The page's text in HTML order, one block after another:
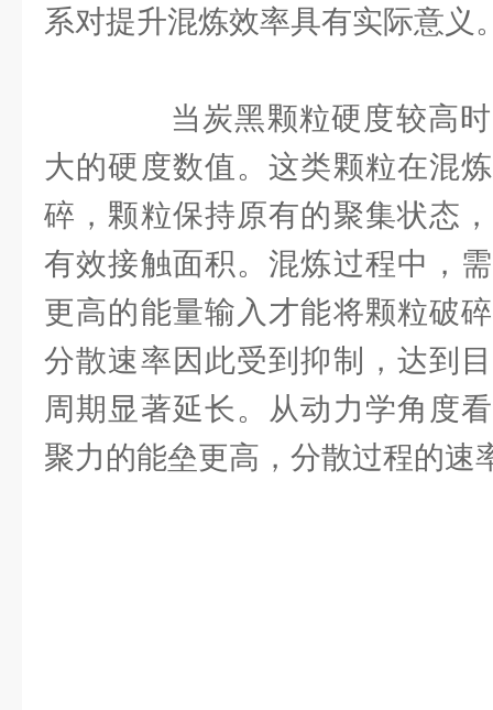
系对提升混炼效率具有实际意义
当炭黑颗粒硬度较高时
大的硬度数值。这类颗粒在混
碎，颗粒保持原有的聚集状态
有效接触面积。混炼过程中，
更高的能量输入才能将颗粒破
分散速率因此受到抑制，达到
周期显著延长。从动力学角度
聚力的能垒更高，分散过程的速